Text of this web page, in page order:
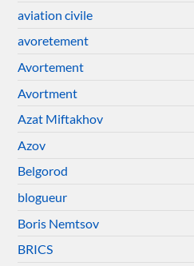
aviation civile
avoretement
Avortement
Avortment
Azat Miftakhov
Azov
Belgorod
blogueur
Boris Nemtsov
BRICS